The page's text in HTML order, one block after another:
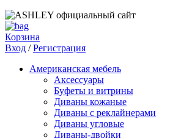
Корзина
Вход /Регистрация
Американская мебель
Аксессуары
Буфеты и витрины
Диваны кожаные
Диваны с реклайнерами
Диваны угловые
Диваны-двойки